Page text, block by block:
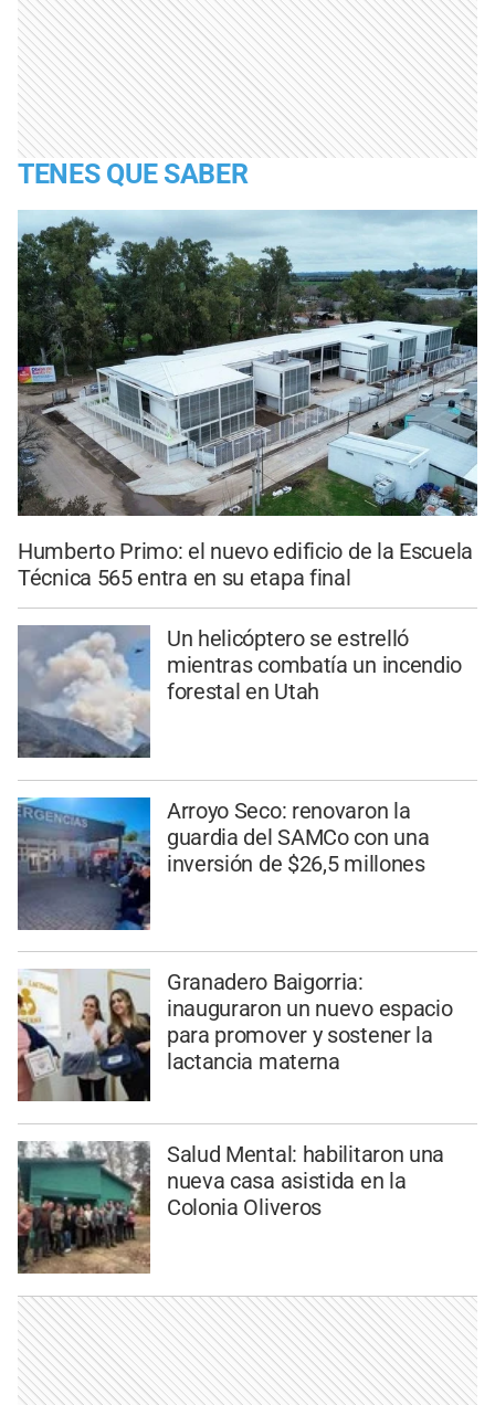
TENES QUE SABER
Humberto Primo: el nuevo edificio de la Escuela
Técnica 565 entra en su etapa final
Un helicóptero se estrelló
mientras combatía un incendio
forestal en Utah
Arroyo Seco: renovaron la
guardia del SAMCo con una
inversión de $26,5 millones
Granadero Baigorria:
inauguraron un nuevo espacio
para promover y sostener la
lactancia materna
Salud Mental: habilitaron una
nueva casa asistida en la
Colonia Oliveros